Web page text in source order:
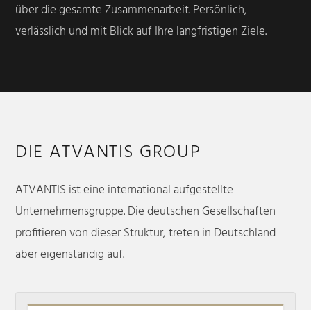
über die gesamte Zusammenarbeit. Persönlich,
verlässlich und mit Blick auf Ihre langfristigen Ziele.
DIE ATVANTIS GROUP
ATVANTIS ist eine international aufgestellte
Unternehmensgruppe. Die deutschen Gesellschaften
profitieren von dieser Struktur, treten in Deutschland
aber eigenständig auf.